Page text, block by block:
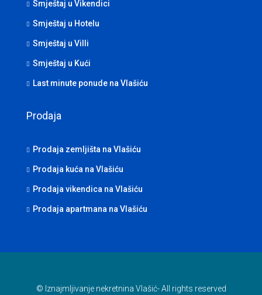
Smještaj u Vikendici
Smještaj u Hotelu
Smještaj u Villi
Smještaj u Kući
Last minute ponude na Vlašiću
Prodaja
Prodaja zemljišta na Vlašiću
Prodaja kuća na Vlašiću
Prodaja vikendica na Vlašiću
Prodaja apartmana na Vlašiću
© Iznajmljivanje nekretnina Vlašić- All rights reserved